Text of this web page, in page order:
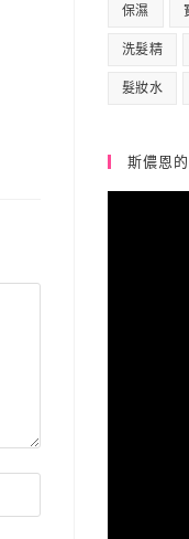
保濕
洗髮精
髮妝水
斯儂恩